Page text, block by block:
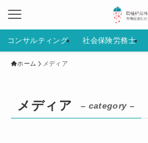
コンサルティング 社会保険労務士
ホーム メディア
メディア – category –